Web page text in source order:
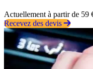
Actuellement à partir de 59
Recevez des devis